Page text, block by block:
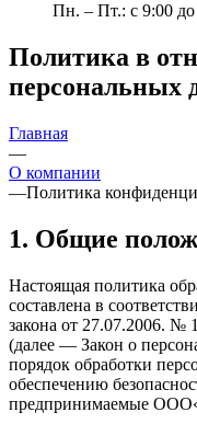
Пн. – Пт.: с 9:00 до
Политика в
персональных
Главная
—
О компании
—Политика
1. Общие
Настоящая политика
составлена в
закона от 27.07.2006.
(далее — Закон о
порядок обработки
обеспечению
предпринимаемые